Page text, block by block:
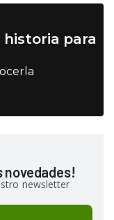
historia para
novedades!
newsletter